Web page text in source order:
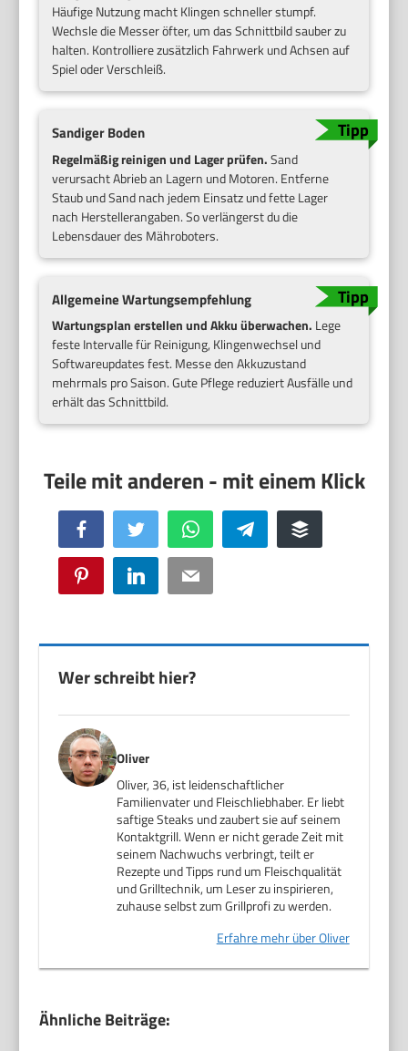
Häufige Nutzung macht Klingen schneller stumpf.
Wechsle die Messer öfter, um das Schnittbild sauber zu
halten. Kontrolliere zusätzlich Fahrwerk und Achsen auf
Spiel oder Verschleiß.
Sandiger Boden
Regelmäßig reinigen und Lager prüfen.Sand
verursacht Abrieb an Lagern und Motoren. Entferne
Staub und Sand nach jedem Einsatz und fette Lager
nach Herstellerangaben. So verlängerst du die
Lebensdauer des Mähroboters.
Allgemeine Wartungsempfehlung
Wartungsplan erstellen und Akku überwachen. Lege
feste Intervalle für Reinigung, Klingenwechsel und
Softwareupdates fest. Messe den Akkuzustand
mehrmals pro Saison. Gute Pflege reduziert Ausfälle und
erhält das Schnittbild.
Facebook Twitter WhatsApp Telegram Buffer
Pinterest LinkedIn Email
Wer schreibt hier?
Oliver
Oliver, 36, ist leidenschaftlicher
Familienvater und Fleischliebhaber. Er liebt
saftige Steaks und zaubert sie auf seinem
Kontaktgrill. Wenn er nicht gerade Zeit mit
seinem Nachwuchs verbringt, teilt er
Rezepte und Tipps rund um Fleischqualität
und Grilltechnik, um Leser zu inspirieren,
zuhause selbst zum Grillprofi zu werden.
Erfahre mehr über Oliver
Ähnliche Beiträge: